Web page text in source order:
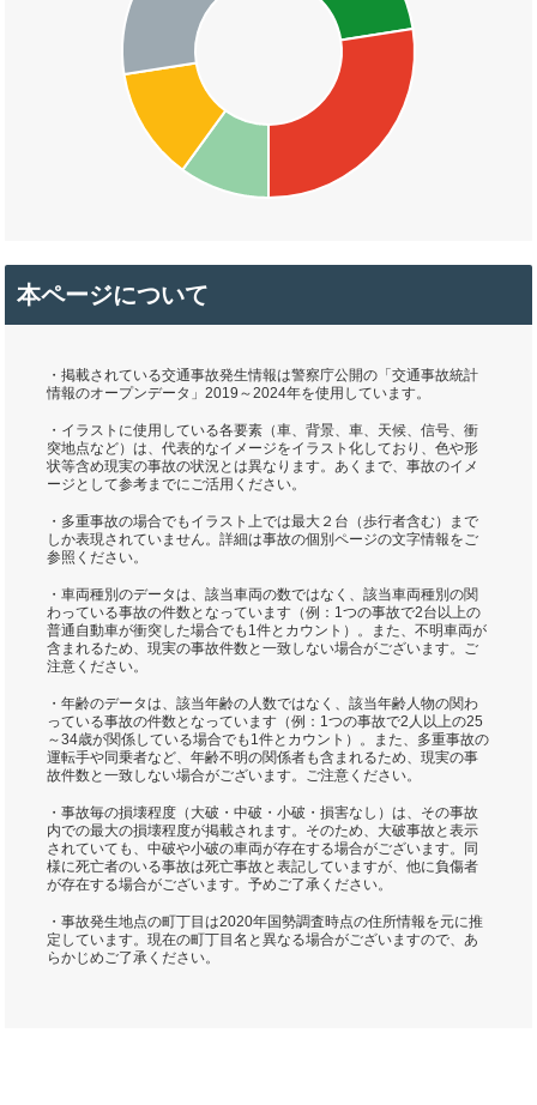
本ページについて
・掲載されている交通事故発生情報は警察庁公開の「交通事故統計
情報のオープンデータ」2019～2024年を使用しています。
・イラストに使用している各要素（車、背景、車、天候、信号、衝
突地点など）は、代表的なイメージをイラスト化しており、色や形
状等含め現実の事故の状況とは異なります。あくまで、事故のイメ
ージとして参考までにご活用ください。
・多重事故の場合でもイラスト上では最大２台（歩行者含む）まで
しか表現されていません。詳細は事故の個別ページの文字情報をご
参照ください。
・車両種別のデータは、該当車両の数ではなく、該当車両種別の関
わっている事故の件数となっています（例：1つの事故で2台以上の
普通自動車が衝突した場合でも1件とカウント）。また、不明車両が
含まれるため、現実の事故件数と一致しない場合がございます。ご
注意ください。
・年齢のデータは、該当年齢の人数ではなく、該当年齢人物の関わ
っている事故の件数となっています（例：1つの事故で2人以上の25
～34歳が関係している場合でも1件とカウント）。また、多重事故の
運転手や同乗者など、年齢不明の関係者も含まれるため、現実の事
故件数と一致しない場合がございます。ご注意ください。
・事故毎の損壊程度（大破・中破・小破・損害なし）は、その事故
内での最大の損壊程度が掲載されます。そのため、大破事故と表示
されていても、中破や小破の車両が存在する場合がございます。同
様に死亡者のいる事故は死亡事故と表記していますが、他に負傷者
が存在する場合がございます。予めご了承ください。
・事故発生地点の町丁目は2020年国勢調査時点の住所情報を元に推
定しています。現在の町丁目名と異なる場合がございますので、あ
らかじめご了承ください。